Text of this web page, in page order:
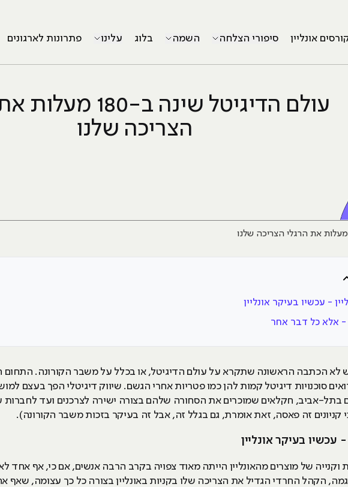
אונליין סיפורי הצלחה השמה בלוג עלינו פתרונות לארגונים
עולם הדיגיטל שינה ב-
הצריכה שלנו
- עכשיו בעיקר אונליין
- אלא כל דבר אחר
לא הכתבה הראשונה שתקרא על עולם הדיגיטל, או בכלל על משבר הקורונה.
סוכנויות דיגיטל קמות להן כמו פטריות אחרי הגשם. שיווק דיגיטלי הפך בעצם
קניונים זה פאסה, זאת אומרת, גם בגלל זה, אבל זה בעיקר בזכות משבר הקורונה).
עכשיו בעיקר אונליין
וקנייה של מוצרים מהאונליין הייתה מאוד צפויה בקרב הרבה אנשים, אם כי, אף
הקהל החרדי הגדיל את הצריכה שלו בקניות באונליין בצורה כל כך עצומה,